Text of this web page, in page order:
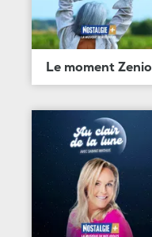
Le moment Zenio